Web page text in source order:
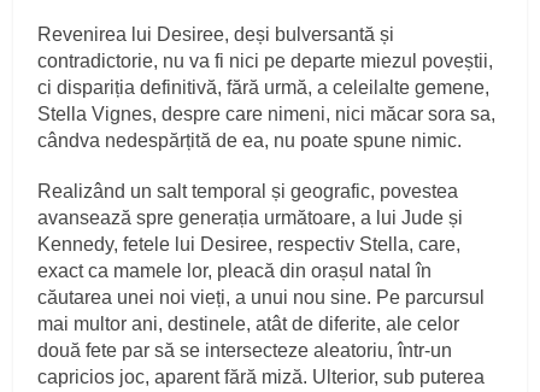
Revenirea lui Desiree, deși bulversantă și
contradictorie, nu va fi nici pe departe miezul poveștii,
ci dispariția definitivă, fără urmă, a celeilalte gemene,
Stella Vignes, despre care nimeni, nici măcar sora sa,
cândva nedespărțită de ea, nu poate spune nimic.
Realizând un salt temporal și geografic, povestea
avansează spre generația următoare, a lui Jude și
Kennedy, fetele lui Desiree, respectiv Stella, care,
exact ca mamele lor, pleacă din orașul natal în
căutarea unei noi vieți, a unui nou sine. Pe parcursul
mai multor ani, destinele, atât de diferite, ale celor
două fete par să se intersecteze aleatoriu, într-un
capricios joc, aparent fără miză. Ulterior, sub puterea